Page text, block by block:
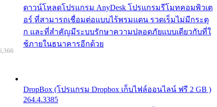
ดาวน์โหลดโปรแกรม AnyDesk โปรแกรมรีโมทคอมพิวเต
อร์ ที่สามารถเชื่อมต่อแบบไร้พรมแดน รวดเร็มไม่มีกระตุ
ก และที่สำคัญมีระบบรักษาความปลอดภัยแบบเดียวกับที่ใ
ช้ภายในธนาคารอีกด้วย
DropBox (โปรแกรม Dropbox เก็บไฟล์ออนไลน์ ฟรี 2 GB )
264.4.3385